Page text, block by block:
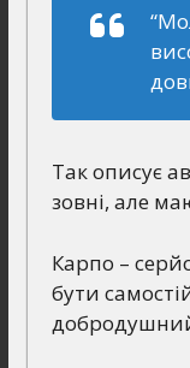
“
Так описує
зовні, але
Карпо –
бути